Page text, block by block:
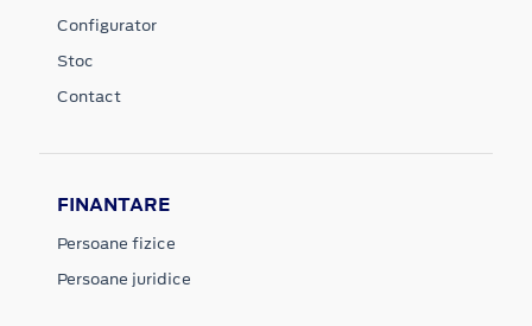
Configurator
Stoc
Contact
FINANTARE
Persoane fizice
Persoane juridice